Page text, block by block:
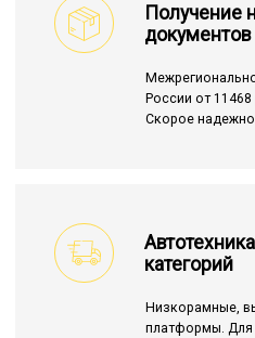
Получение
документов
России от
Скорое
категорий
Низкорамные,
платформы. Для